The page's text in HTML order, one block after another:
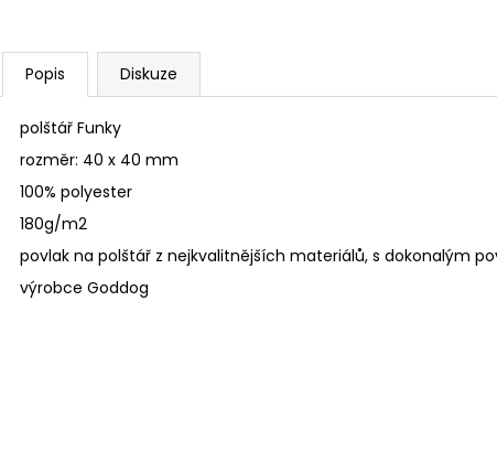
Popis Diskuze
polštář Funky
rozměr: 40 x 40 mm
100% polyester
180g/m2
povlak na polštář z nejkvalitnějších materiálů, s dokonalým
výrobce Goddog